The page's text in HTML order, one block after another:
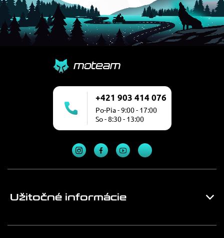
+421 903 414 076
Po-Pia - 9:00 - 17:00
So - 8:30 - 13:00
Užitočné informácie